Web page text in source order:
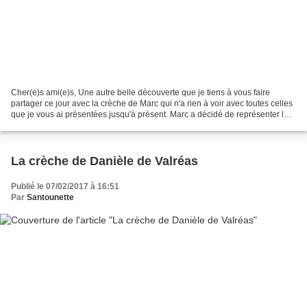
Cher(e)s ami(e)s, Une autre belle découverte que je tiens à vous faire
partager ce jour avec la crèche de Marc qui n'a rien à voir avec toutes celles
que je vous ai présentées jusqu'à présent. Marc a décidé de représenter la
La crèche de Danièle de Valréas
Publié le 07/02/2017 à 16:51
Par Santounette